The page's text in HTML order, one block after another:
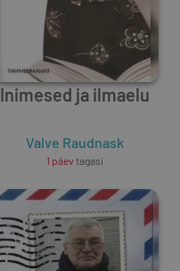
Inimesed ja ilmaelu
Valve Raudnask
1 päev tagasi